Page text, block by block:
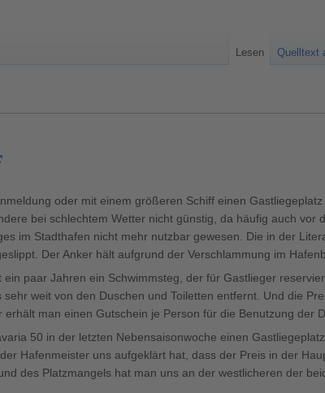
oder mit einem größeren Schiff einen
bei schlechtem Wetter nicht günstig, da häufig auch
im Stadthafen nicht mehr nutzbar gewesen. Die in der
Der Anker hält aufgrund der Verschlammung im
paar Jahren ein Schwimmsteg, der für Gastlieger
weit von den Duschen und Toiletten entfernt. Und die
man einen Gutschein je Person für die Benutzung der
50 in der letzten Nebensaisonwoche einen
Hafenmeister uns aufgeklärt hat, dass der Preis in der
des Platzmangels hat man uns an der westlicheren der
Lesen Quelltext